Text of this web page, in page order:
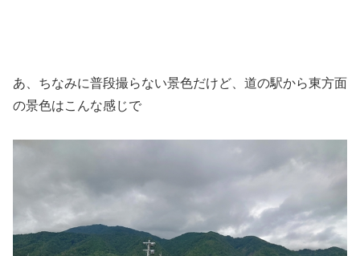
あ、ちなみに普段撮らない景色だけど、道の駅から東方面
の景色はこんな感じで